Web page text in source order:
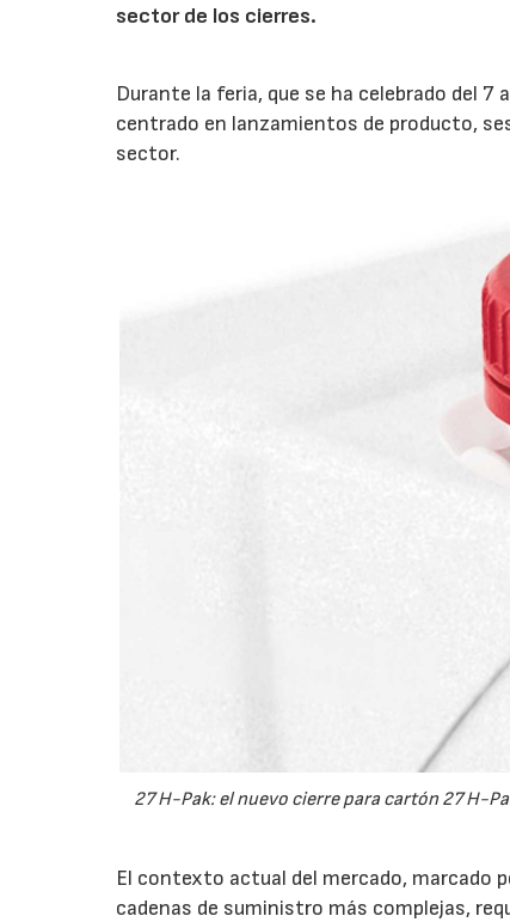
sector de los cierres.
Durante la feria, que se ha celebrado del
centrado en lanzamientos de producto,
sector.
27 H-Pak: el nuevo cierre para cartón 27 H-
El contexto actual del mercado, marcado
cadenas de suministro más complejas,